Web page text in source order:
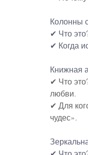
Колонны
✔ Что
✔ Когда
Книжная
✔ Что
любви.
✔ Для
чудес».